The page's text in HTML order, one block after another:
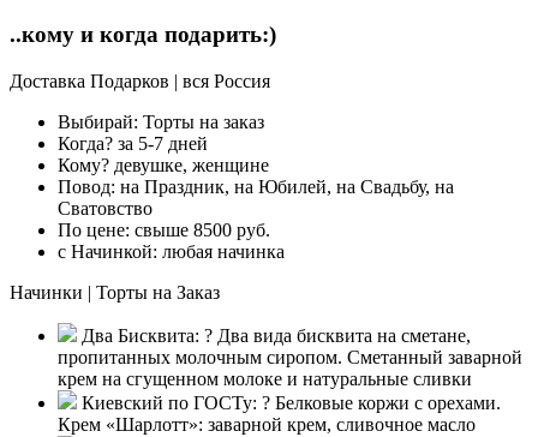
..кому и когда подарить:)
Доставка Подарков | вся Россия
Выбирай: Торты на заказ
Когда? за 5-7 дней
Кому? девушке, женщине
Повод: на Праздник, на Юбилей, на Свадьбу, на
Сватовство
По цене: свыше 8500 руб.
с Начинкой: любая начинка
Начинки | Торты на Заказ
Два Бисквита: ? Два вида бисквита на сметане,
пропитанных молочным сиропом. Сметанный заварной
крем на сгущенном молоке и натуральные сливки
Киевский по ГОСТу: ? Белковые коржи с орехами.
Крем «Шарлотт»: заварной крем, сливочное масло